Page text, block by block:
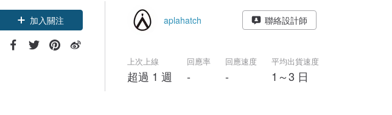
加入關注 aplahatch 聯絡設計師
上次上線
超過 1 週
回應率
-
回應速度
-
平均出貨速度
1～3 日